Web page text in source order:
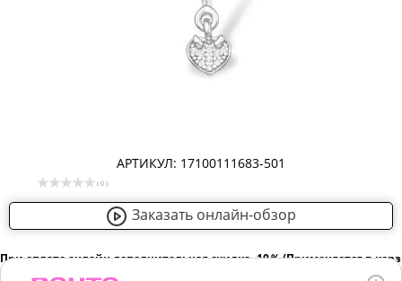
АРТИКУЛ: 17100111683-501
( 0 )
Заказать онлайн-обзор
При оплате онлайн дополнительная скидка -10％ (Применяется в